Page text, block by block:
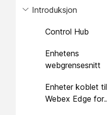
Introduksjon
Control Hub
Enhetens
webgrensesnitt
Enheter koblet til
Webex Edge for